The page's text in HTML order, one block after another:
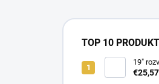
TOP 10
19"
€25,57